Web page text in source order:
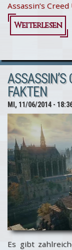
Assassin’s
Weiterlesen
FAKTEN
MI, 11/06/2014 -
Es gibt